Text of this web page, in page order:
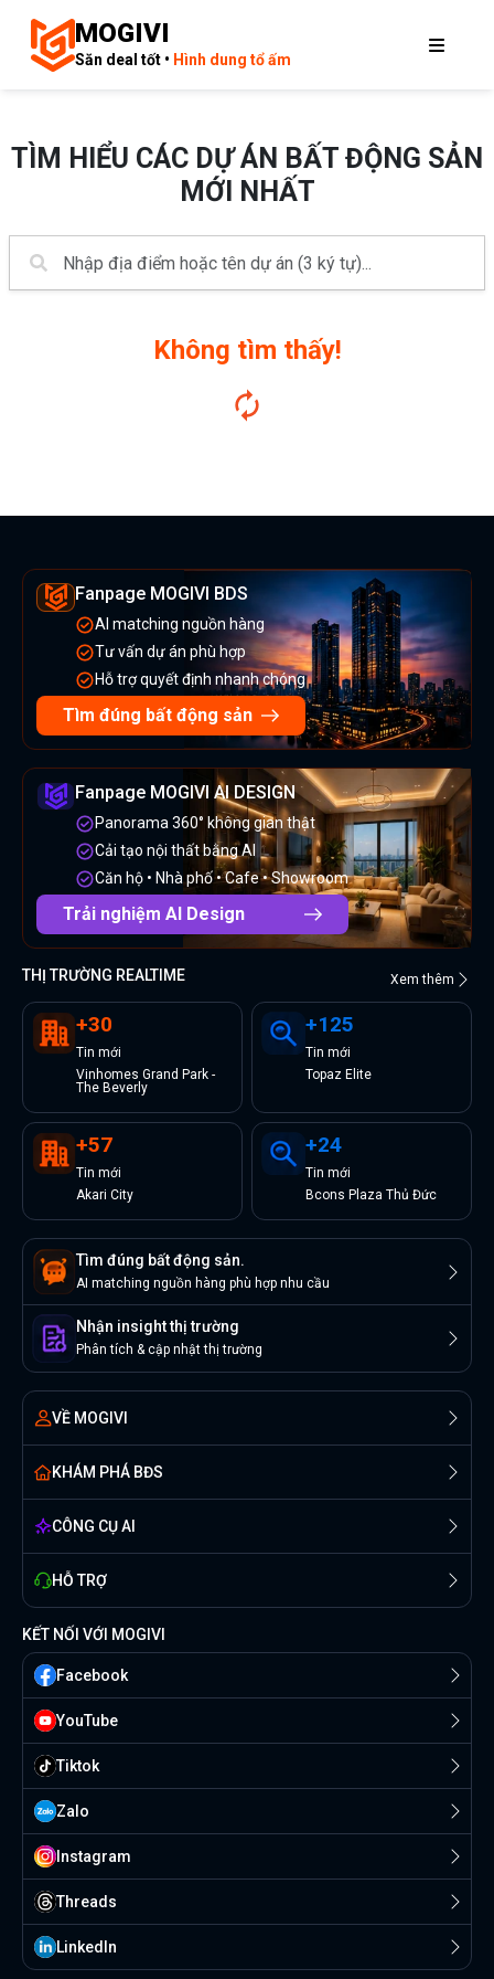
MOGIVI
Săn deal tốt • Hình dung tổ ấm
TÌM HIỂU CÁC DỰ ÁN BẤT ĐỘNG SẢN
MỚI NHẤT
Không tìm thấy!
Fanpage MOGIVI BDS
AI matching nguồn hàng
Tư vấn dự án phù hợp
Hỗ trợ quyết định nhanh chóng
Tìm đúng bất động sản
Fanpage MOGIVI AI DESIGN
Panorama 360° không gian thật
Cải tạo nội thất bằng AI
Căn hộ • Nhà phố • Cafe • Showroom
Trải nghiệm AI Design
THỊ TRƯỜNG REALTIME Xem thêm
+30
Tin mới
Vinhomes Grand Park -
The Beverly
+125
Tin mới
Topaz Elite
+57
Tin mới
Akari City
+24
Tin mới
Bcons Plaza Thủ Đức
Tìm đúng bất động sản.
AI matching nguồn hàng phù hợp nhu cầu
Nhận insight thị trường
Phân tích & cập nhật thị trường
VỀ MOGIVI
KHÁM PHÁ BĐS
CÔNG CỤ AI
HỖ TRỢ
KẾT NỐI VỚI MOGIVI
Facebook
YouTube
Tiktok
Zalo
Instagram
Threads
Linkedln